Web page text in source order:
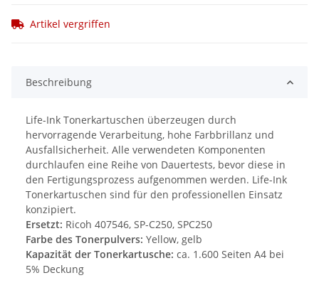
Artikel vergriffen
Beschreibung
Life-Ink Tonerkartuschen überzeugen durch
hervorragende Verarbeitung, hohe Farbbrillanz und
Ausfallsicherheit. Alle verwendeten Komponenten
durchlaufen eine Reihe von Dauertests, bevor diese in
den Fertigungsprozess aufgenommen werden. Life-Ink
Tonerkartuschen sind für den professionellen Einsatz
konzipiert.
Ersetzt: Ricoh 407546, SP-C250, SPC250
Farbe des Tonerpulvers: Yellow, gelb
Kapazität der Tonerkartusche: ca. 1.600 Seiten A4 bei
5% Deckung